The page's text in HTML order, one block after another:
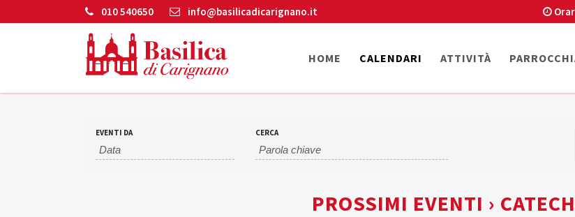
010 540650 info@basilicadicarignano.it
HOME CALENDARI ATTIVITÀ
EVENTI DA CERCA
PROSSIMI EVENTI ›